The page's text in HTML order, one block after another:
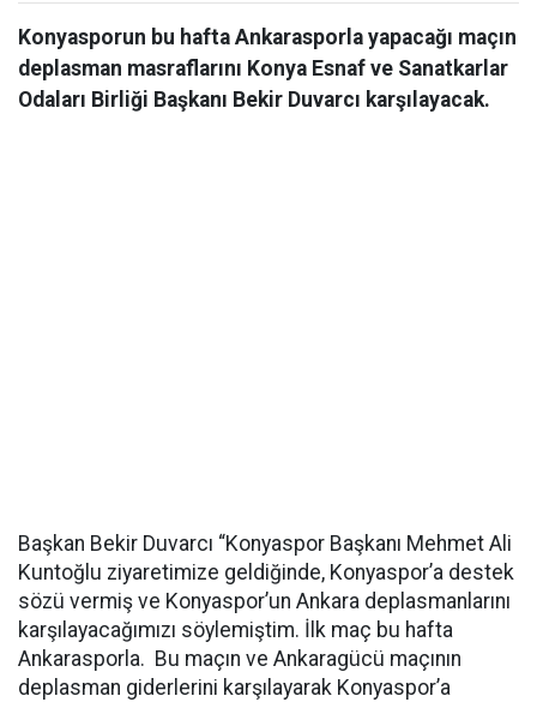
Konyasporun bu hafta Ankarasporla yapacağı maçın
deplasman masraflarını Konya Esnaf ve Sanatkarlar
Odaları Birliği Başkanı Bekir Duvarcı karşılayacak.
Başkan Bekir Duvarcı “Konyaspor Başkanı Mehmet Ali
Kuntoğlu ziyaretimize geldiğinde, Konyaspor’a destek
sözü vermiş ve Konyaspor’un Ankara deplasmanlarını
karşılayacağımızı söylemiştim. İlk maç bu hafta
Ankarasporla. Bu maçın ve Ankaragücü maçının
deplasman giderlerini karşılayarak Konyaspor’a